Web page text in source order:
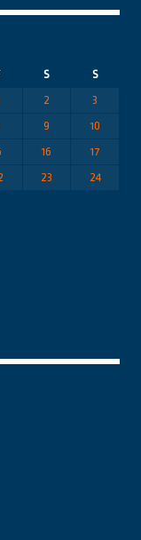
S
S
2
3
9
10
16
17
23
24